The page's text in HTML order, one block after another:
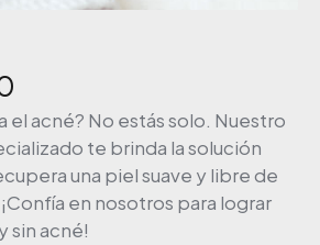
el acné? No estás solo. Nuestro
te brinda la solución
una piel suave y libre de
en nosotros para lograr
sin acné!